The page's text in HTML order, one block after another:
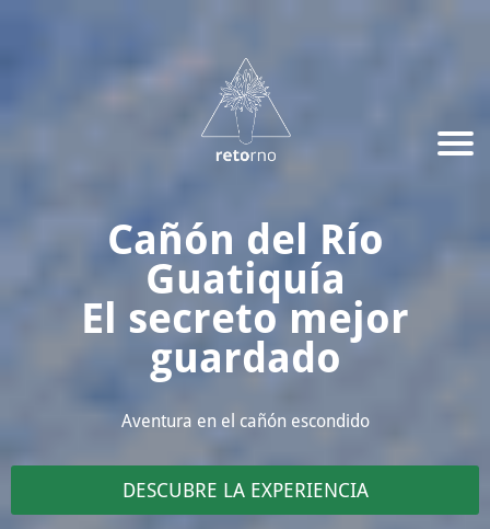
Cañón del Río
Guatiquía
El secreto mejor
guardado
Aventura en el cañón escondido
DESCUBRE LA EXPERIENCIA